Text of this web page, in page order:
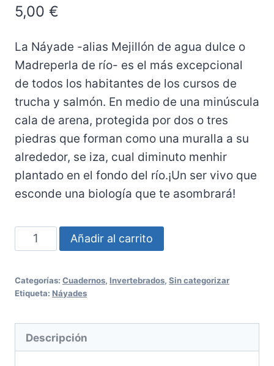
5,00 €
La Náyade -alias Mejillón de agua dulce o
Madreperla de río- es el más excepcional
de todos los habitantes de los cursos de
trucha y salmón. En medio de una minúscula
cala de arena, protegida por dos o tres
piedras que forman como una muralla a su
alrededor, se iza, cual diminuto menhir
plantado en el fondo del río.¡Un ser vivo que
esconde una biología que te asombrará!
89:
Náyades
de
Río)
Añadir al carrito
Categorías: Cuadernos, Invertebrados, Sin categorizar
Etiqueta: Náyades
Descripción